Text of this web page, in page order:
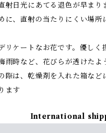
射日光にあてる退色が早まり
に、直射の当たりにくい場所
リケートなお花です。優しく
雨時など、花びらが透けたよ
際は、乾燥剤を入れた箱な
ます
International